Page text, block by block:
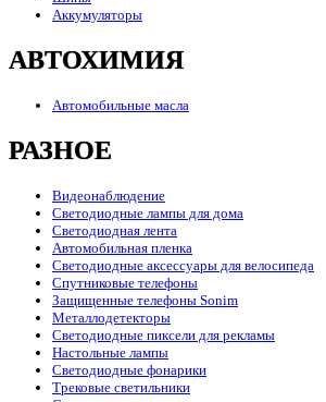
Аккумуляторы
АВТОХИМИЯ
Автомобильные масла
РАЗНОЕ
Видеонаблюдение
Светодиодные лампы для дома
Светодиодная лента
Автомобильная пленка
Светодиодные аксессуары для велосипеда
Спутниковые телефоны
Защищенные телефоны Sonim
Металлодетекторы
Светодиодные пиксели для рекламы
Настольные лампы
Светодиодные фонарики
Трековые светильники